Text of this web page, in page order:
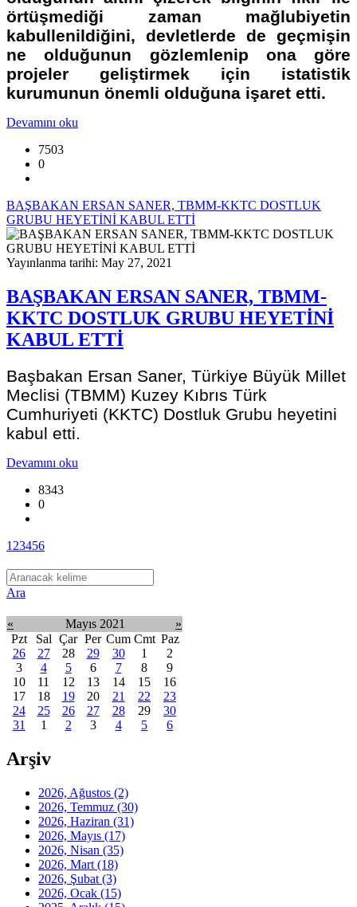
örtüşmediği zaman mağlubiyetin
kabullenildiğini, devletlerde de geçmişin
ne olduğunun gözlemlenip ona göre
projeler geliştirmek için istatistik
kurumunun önemli olduğuna işaret etti.
Devamını oku
7503
0
BAŞBAKAN ERSAN SANER, TBMM-KKTC DOSTLUK
GRUBU HEYETİNİ KABUL ETTİ
Yayınlanma tarihi: May 27, 2021
BAŞBAKAN ERSAN SANER, TBMM-
KKTC DOSTLUK GRUBU HEYETİNİ
KABUL ETTİ
Başbakan Ersan Saner, Türkiye Büyük Millet
Meclisi (TBMM) Kuzey Kıbrıs Türk
Cumhuriyeti (KKTC) Dostluk Grubu heyetini
kabul etti.
Devamını oku
8343
0
1 23456
Ara
« Mayıs 2021
»
Pzt
Sal Çar Per Cum Cmt Paz
26
27 28 29 30 1
2
3
4 5 6 7 8
9
10
11 12 13 14 15
16
17
18 19 20 21 22
23
24
25 26 27 28 29
30
31
1 2 3 4 5 6
Arşiv
2026, Ağustos (2)
2026, Temmuz (30)
2026, Haziran (31)
2026, Mayıs (17)
2026, Nisan (35)
2026, Mart (18)
2026, Şubat (3)
2026, Ocak (15)